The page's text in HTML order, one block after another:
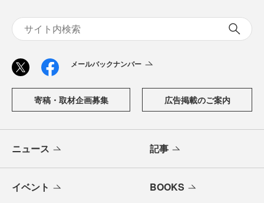
メールバックナンバー
寄稿・取材企画募集 広告掲載のご案内
ニュース 記事
イベント BOOKS